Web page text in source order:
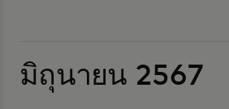
มิถุนายน 2567